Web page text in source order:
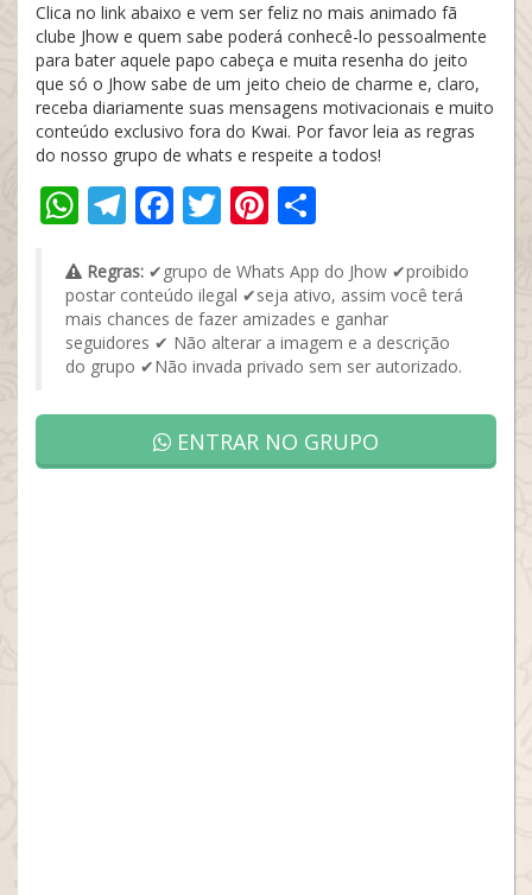
Clica no link abaixo e vem ser feliz no mais animado fã
clube Jhow e quem sabe poderá conhecê-lo pessoalmente
para bater aquele papo cabeça e muita resenha do jeito
que só o Jhow sabe de um jeito cheio de charme e, claro,
receba diariamente suas mensagens motivacionais e muito
conteúdo exclusivo fora do Kwai. Por favor leia as regras
do nosso grupo de whats e respeite a todos!
WhatsApp
Telegram
Facebook
TwitterPinterest
Regras: ✔grupo de Whats App do Jhow ✔proibido
postar conteúdo ilegal ✔seja ativo, assim você terá
mais chances de fazer amizades e ganhar
seguidores ✔ Não alterar a imagem e a descrição
do grupo ✔Não invada privado sem ser autorizado.
ENTRAR NO GRUPO